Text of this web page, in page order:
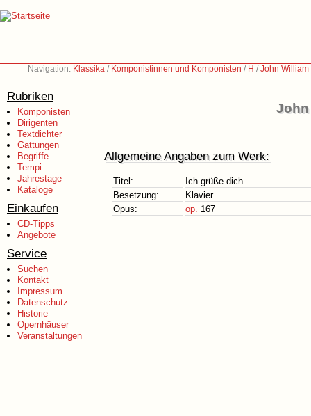
Navigation: Klassika / Komponistinnen und Komponisten / H /John
Rubriken
Komponisten
Dirigenten
Textdichter
Gattungen
Begriffe
Tempi
Jahrestage
Kataloge
Einkaufen
CD-Tipps
Angebote
Service
Suchen
Kontakt
Impressum
Datenschutz
Historie
Opernhäuser
Veranstaltungen
John
Allgemeine Angaben zum Werk:
Titel:
Ich grüße dich
Besetzung:
Klavier
Opus:
op. 167